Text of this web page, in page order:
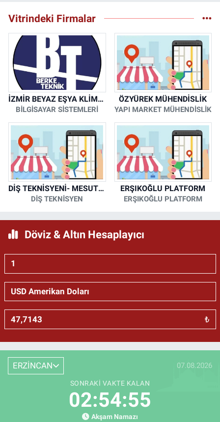
Vitrindeki Firmalar
İZMİR BEYAZ EŞYA KLİMA KOMBİ SERVİSİ
BİLGİSAYAR SİSTEMLERİ
ÖZYÜREK MÜHENDİSLİK
YAPI MARKET MÜHENDİSLİK
DİŞ TEKNİSYENİ- MESUT KORKMAZ
DİŞ TEKNİSYEN
ERŞIKOĞLU PLATFORM
ERŞIKOĞLU PLATFORM
Döviz & Altın Hesaplayıcı
₺
ERZİNCAN 07.08.2026
SONRAKI VAKTE KALAN
02:54:53
Akşam Namazı